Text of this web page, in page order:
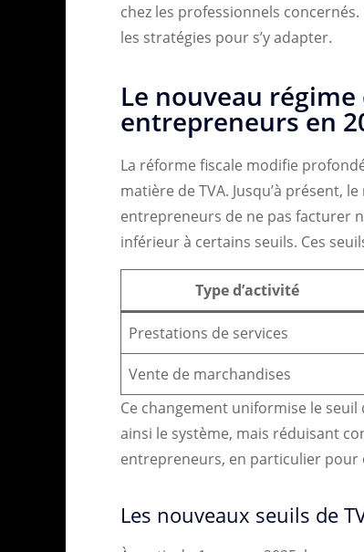
chez les professionnels
les stratégies pour s’y adapter.
Le nouveau
entrepreneurs en
La réforme fiscale modifie
matière de TVA. Jusqu’à présent,
entrepreneurs de ne pas facturer
inférieur à certains seuils. Ces
Type d’activité
Prestations de services
Vente de marchandises
Ce changement uniformise le
ainsi le système, mais réduisant
entrepreneurs, en particulier pour
Les nouveaux seuils de